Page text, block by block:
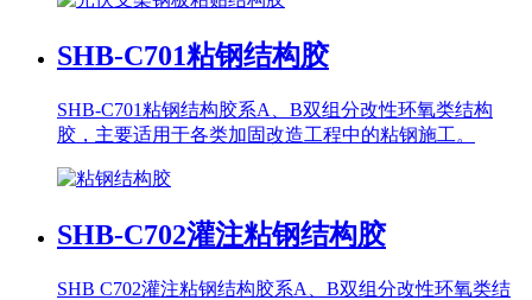
SHB-C701粘钢结构胶
SHB-C701粘钢结构胶系A、B双组分改性环氧类结构
胶，主要适用于各类加固改造工程中的粘钢施工。
SHB-C702灌注粘钢结构胶
SHB C702灌注粘钢结构胶系A、B双组分改性环氧类结